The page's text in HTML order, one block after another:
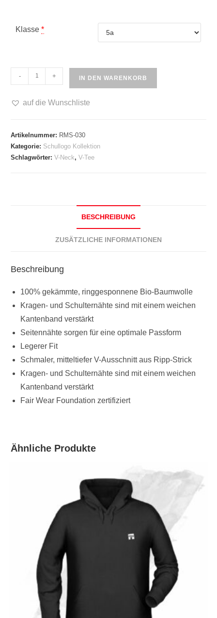
Klasse *
Domgymnasium
V-
- + IN DEN WARENKORB
auf die Wunschliste
Artikelnummer: RMS-030
Kategorie: Schullogo Kollektion
Schlagwörter:V-Neck,V-Tee
BESCHREIBUNG
ZUSÄTZLICHE INFORMATIONEN
Beschreibung
100% gekämmte, ringgesponnene Bio-Baumwolle
Kragen- und Schulternähte sind mit einem weichen
Kantenband verstärkt
Seitennähte sorgen für eine optimale Passform
Legerer Fit
Schmaler, mitteltiefer V-Ausschnitt aus Ripp-Strick
Kragen- und Schulternähte sind mit einem weichen
Kantenband verstärkt
Fair Wear Foundation zertifiziert
Ähnliche Produkte